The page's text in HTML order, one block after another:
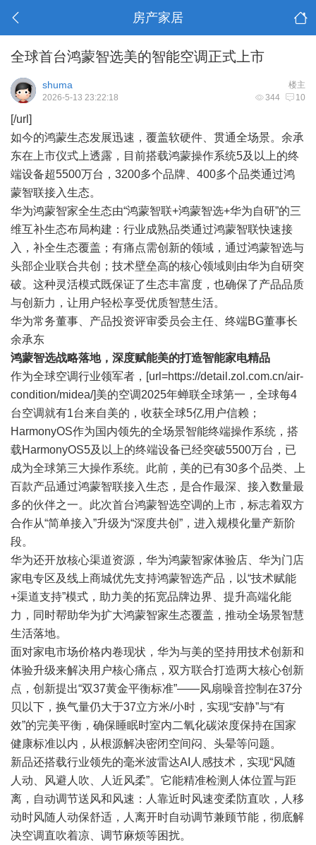
房产家居
全球首台鸿蒙智选美的智能空调正式上市
楼主
shuma
344 10
2026-5-13 23:22:18
[/url]
如今的鸿蒙生态发展迅速，覆盖软硬件、贯通全场景。余承
东在上市仪式上透露，目前搭载鸿蒙操作系统5及以上的终
端设备超5500万台，3200多个品牌、400多个品类通过鸿
蒙智联接入生态。
华为鸿蒙智家全生态由“鸿蒙智联+鸿蒙智选+华为自研”的三
维互补生态布局构建：行业成熟品类通过鸿蒙智联快速接
入，补全生态覆盖；有痛点需创新的领域，通过鸿蒙智选与
头部企业联合共创；技术壁垒高的核心领域则由华为自研突
破。这种灵活模式既保证了生态丰富度，也确保了产品品质
与创新力，让用户轻松享受优质智慧生活。
华为常务董事、产品投资评审委员会主任、终端BG董事长
余承东
鸿蒙智选战略落地，深度赋能美的打造智能家电精品
作为全球空调行业领军者， [url=https://detail.zol.com.cn/air-
condition/midea/]美的空调2025年蝉联全球第一，全球每4
台空调就有1台来自美的，收获全球5亿用户信赖；
HarmonyOS作为国内领先的全场景智能终端操作系统，搭
载HarmonyOS5及以上的终端设备已经突破5500万台，已
成为全球第三大操作系统。此前，美的已有30多个品类、上
百款产品通过鸿蒙智联接入生态，是合作最深、接入数量最
多的伙伴之一。此次首台鸿蒙智选空调的上市，标志着双方
合作从“简单接入”升级为“深度共创”，进入规模化量产新阶
段。
华为还开放核心渠道资源，华为鸿蒙智家体验店、华为门店
家电专区及线上商城优先支持鸿蒙智选产品，以“技术赋能
+渠道支持”模式，助力美的拓宽品牌边界、提升高端化能
力，同时帮助华为扩大鸿蒙智家生态覆盖，推动全场景智慧
生活落地。
面对家电市场价格内卷现状，华为与美的坚持用技术创新和
体验升级来解决用户核心痛点，双方联合打造两大核心创新
点，创新提出“双37黄金平衡标准”——风扇噪音控制在37分
贝以下，换气量仍大于37立方米/小时，实现“安静”与“有
效”的完美平衡，确保睡眠时室内二氧化碳浓度保持在国家
健康标准以内，从根源解决密闭空间闷、头晕等问题。
新品还搭载行业领先的毫米波雷达AI人感技术，实现“风随
人动、风避人吹、人近风柔”。它能精准检测人体位置与距
离，自动调节送风和风速：人靠近时风速变柔防直吹，人移
动时风随人动保舒适，人离开时自动调节兼顾节能，彻底解
决空调直吹着凉、调节麻烦等困扰。